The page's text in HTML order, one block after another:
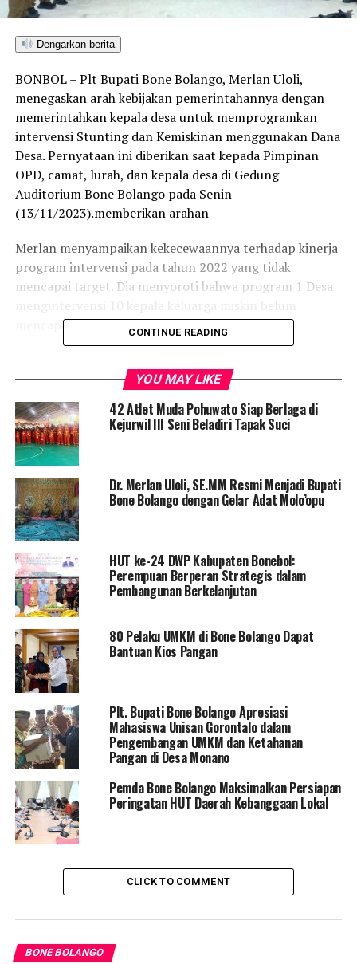
Dengarkan berita
BONBOL – Plt Bupati Bone Bolango, Merlan Uloli,
menegaskan arah kebijakan pemerintahannya dengan
memerintahkan kepala desa untuk memprogramkan
intervensi Stunting dan Kemiskinan menggunakan Dana
Desa. Pernyataan ini diberikan saat kepada Pimpinan
OPD, camat, lurah, dan kepala desa di Gedung
Auditorium Bone Bolango pada Senin
(13/11/2023).memberikan arahan
Merlan menyampaikan kekecewaannya terhadap kinerja
program intervensi pada tahun 2022 yang tidak
mencapai target. Dia menyoroti bahwa program 1 Desa
mencapai hasil maksimal.
agar dalam pembahasan APBDes tahun 2024 harus
mencakup program intervensi stunting dan kemiskinan
agar sejalan dengan program OPD.
“Kita harus punya strategi yang jitu untuk penanganan
stunting dan kemiskinan di daerah ini. Program ini harus
diawasi dengan baik. Jangan berjalan sendiri,” tegas
Merlan.
Sebagai Bupati perempuan pertama dan Ketua Tim
Percepatan Penurunan Stunting (TPPS) Bone Bolango,
Merlan menilai kinerja pemerintahan seharusnya dinilai
dari penurunan angka kemiskinan dan stunting.
Dia berharap program Bantuan Kebun, kolam, dan
kandang dapat berjalan dengan baik dan maksimal.
“Dalam keterbatasan anggaran, memberantas stunting
dan kemiskinan harus dimulai dari hulu. Ini harus
menjadi fokus kita semua dan menjadi prioritas dalam
alokasi dana Desa,” pungkasnya.
RELATED TOPICS: INTERVENSI STUNTING
MERLAN ULOLI
OPD
PEMDA BONE BOLANGO
Pelaku Adat se Kecamatan Tilongkabila Ikut Pelatihan
DON'T MISS
Kabupaten Bone Bolango
CONTINUE READING
YOU MAY LIKE
42 Atlet Muda Pohuwato Siap Berlaga di
Kejurwil III Seni Beladiri Tapak Suci
Dr. Merlan Uloli, SE.MM Resmi Menjadi Bupati
Bone Bolango dengan Gelar Adat Molo’opu
HUT ke-24 DWP Kabupaten Bonebol:
Perempuan Berperan Strategis dalam
Pembangunan Berkelanjutan
80 Pelaku UMKM di Bone Bolango Dapat
Bantuan Kios Pangan
Plt. Bupati Bone Bolango Apresiasi
Mahasiswa Unisan Gorontalo dalam
Pengembangan UMKM dan Ketahanan
Pangan di Desa Monano
Pemda Bone Bolango Maksimalkan Persiapan
Peringatan HUT Daerah Kebanggaan Lokal
CLICK TO COMMENT
BONE BOLANGO